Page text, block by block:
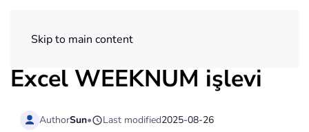
Skip to main content
Excel WEEKNUM işlevi
AuthorSun• Last modified2025-08-26